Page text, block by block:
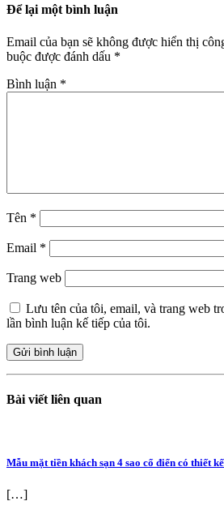
Để lại một bình luận
Email của bạn sẽ không được hiển thị
buộc được đánh dấu *
Bình luận *
Tên *
Email *
Trang web
Lưu tên của tôi, email, và trang web
lần bình luận kế tiếp của tôi.
Bài viết liên quan
Mẫu mặt tiền khách sạn 4 sao cổ điển có thiết
[…]